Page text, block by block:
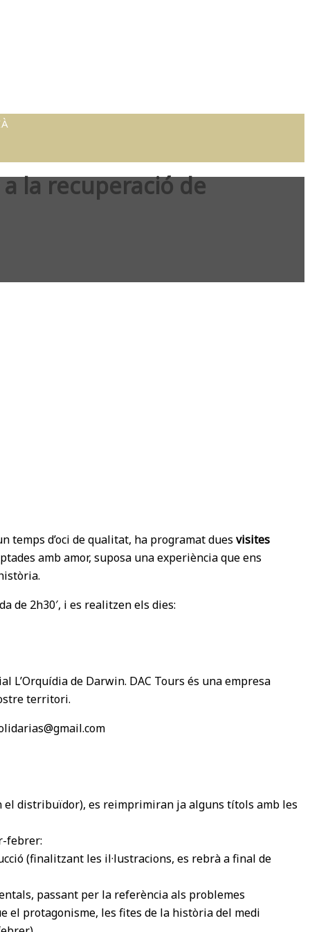
la recuperació de
d’oci de qualitat, ha programat dues visites
amb amor, suposa una experiència que ens
de 2h30′, i es realitzen els dies:
L’Orquídia de Darwin. DAC Tours és una empresa
territori.
el distribuïdor), es reimprimiran ja alguns títols amb les
febrer:
(finalitzant les il·lustracions, es rebrà a final de
passant per la referència als problemes
el protagonisme, les fites de la història del medi